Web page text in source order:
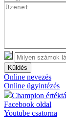
Küldés
Online nevezés
Online ügyintézés
Champion
Facebook oldal
Youtube csatorna